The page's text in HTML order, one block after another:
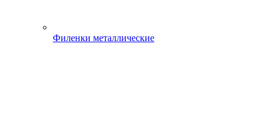
Филенки металлические